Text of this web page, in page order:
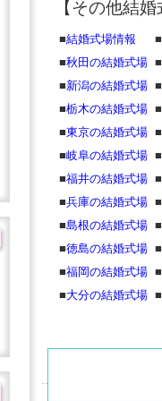
【その他結
■結婚式場情報
■
■秋田の結婚式場 ■
■新潟の結婚式場 ■
■栃木の結婚式場 ■
■東京の結婚式場 ■
■岐阜の結婚式場 ■
■福井の結婚式場 ■
■兵庫の結婚式場 ■
■島根の結婚式場 ■
■徳島の結婚式場 ■
■福岡の結婚式場 ■
■大分の結婚式場 ■